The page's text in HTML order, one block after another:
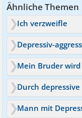
Ähnliche Themen
Ich verzweifle
Mein Bruder
Durch